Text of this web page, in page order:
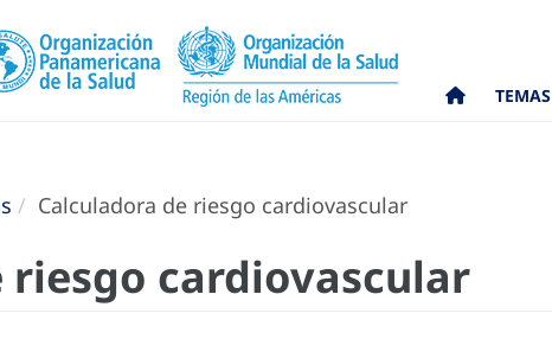
TEMAS
Calculadora de riesgo cardiovascular
riesgo cardiovascular